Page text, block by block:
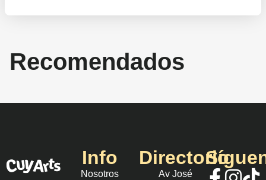
Recomendados
Info
Nosotros
Directorio
Av José